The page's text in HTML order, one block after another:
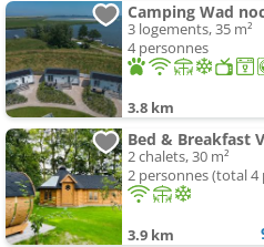
Camping Wad
3 logements, 35 m²
4 personnes
3.8 km
Bed & Breakfast
2 chalets, 30 m²
2 personnes (total 4
3.9 km